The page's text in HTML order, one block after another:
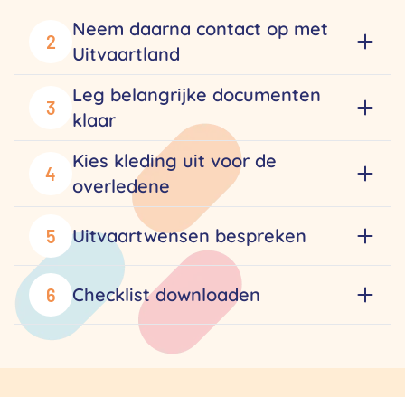
2
Neem daarna contact op met
Uitvaartland
3
Leg belangrijke documenten
klaar
4
Kies kleding uit voor de
overledene
5 Uitvaartwensen bespreken
6 Checklist downloaden